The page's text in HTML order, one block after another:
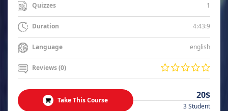
Quizzes 1
Duration 4:43:9
Language english
Reviews (0)
Take This Course 20$
3 Student